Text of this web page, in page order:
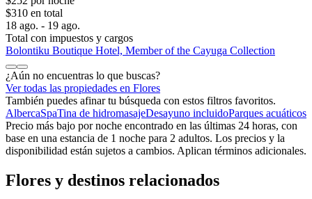
$310 en total
18 ago. - 19 ago.
Total con impuestos y cargos
Bolontiku Boutique Hotel, Member of the Cayuga Collection
¿Aún no encuentras lo que buscas?
Ver todas las propiedades en Flores
También puedes afinar tu búsqueda con estos filtros favoritos.
AlbercaSpaTina de hidromasajeDesayuno incluidoParques acuáticos
Precio más bajo por noche encontrado en las últimas 24 horas, con
base en una estancia de 1 noche para 2 adultos. Los precios y la
disponibilidad están sujetos a cambios. Aplican términos adicionales.
Flores y destinos relacionados